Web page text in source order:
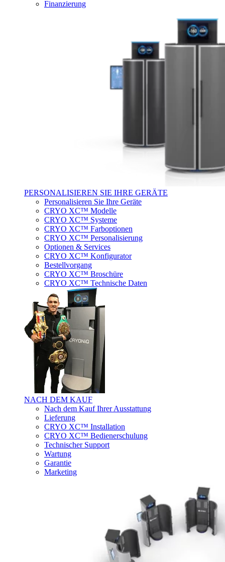
Finanzierung
PERSONALISIEREN SIE IHRE GERÄTE
Personalisieren Sie Ihre Geräte
CRYO XC™ Modelle
CRYO XC™ Systeme
CRYO XC™ Farboptionen
CRYO XC™ Personalisierung
Optionen & Services
CRYO XC™ Konfigurator
Bestellvorgang
CRYO XC™ Broschüre
CRYO XC™ Technische Daten
NACH DEM KAUF
Nach dem Kauf Ihrer Ausstattung
Lieferung
CRYO XC™ Installation
CRYO XC™ Bedienerschulung
Technischer Support
Wartung
Garantie
Marketing